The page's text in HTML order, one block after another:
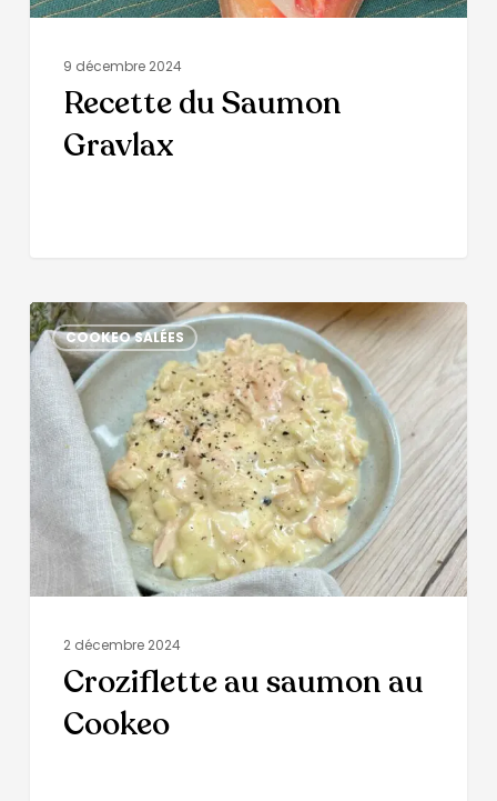
9 décembre 2024
Recette du Saumon
Gravlax
COOKEO SALÉES
2 décembre 2024
Croziflette au saumon au
Cookeo